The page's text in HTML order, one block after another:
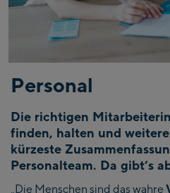
Personal
Die richtigen
finden, halten und
kürzeste
Personalteam. Da gibt’s
„Die Menschen sind das wahre